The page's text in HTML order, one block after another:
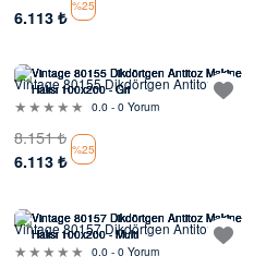
6.113 ₺
%25
Vintage 80155 Dikdörtgen Antitoz
Makine Halısı0.0 - 0 Yorum
8.151₺
6.113 ₺
%25
Vintage 80157 Dikdörtgen Antitoz
Makine Halısı0.0 - 0 Yorum